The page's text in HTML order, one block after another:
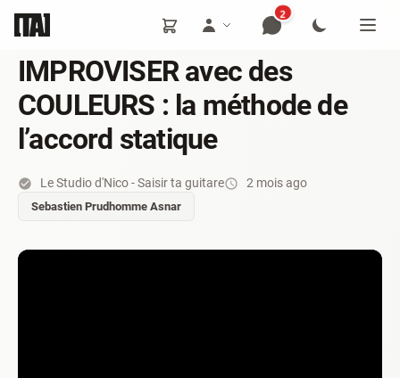
2
IMPROVISER avec des
COULEURS : la méthode de
l’accord statique
Le Studio d'Nico - Saisir ta guitare 2 mois ago
Sebastien Prudhomme Asnar